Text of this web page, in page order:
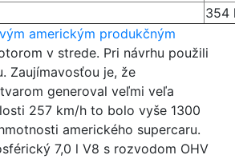
354
americkým produkčným
v strede. Pri návrhu použili
Zaujímavosťou je, že
generoval veľmi veľa
257 km/h to bolo vyše 1300
amerického supercaru.
7,0 l V8 s rozvodom OHV